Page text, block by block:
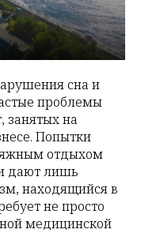
сна и
проблемы
занятых на
Попытки
отдыхом
дают лишь
находящийся в
не просто
медицинской